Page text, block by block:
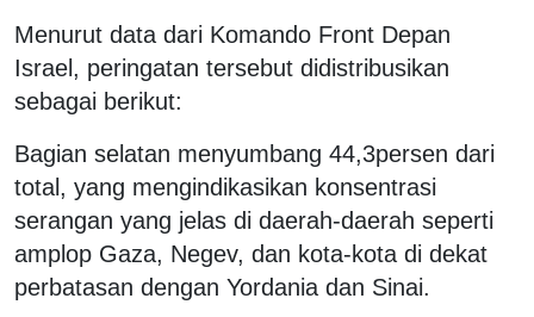
Menurut data dari Komando Front Depan
Israel, peringatan tersebut didistribusikan
sebagai berikut:
Bagian selatan menyumbang 44,3persen dari
total, yang mengindikasikan konsentrasi
serangan yang jelas di daerah-daerah seperti
amplop Gaza, Negev, dan kota-kota di dekat
perbatasan dengan Yordania dan Sinai.